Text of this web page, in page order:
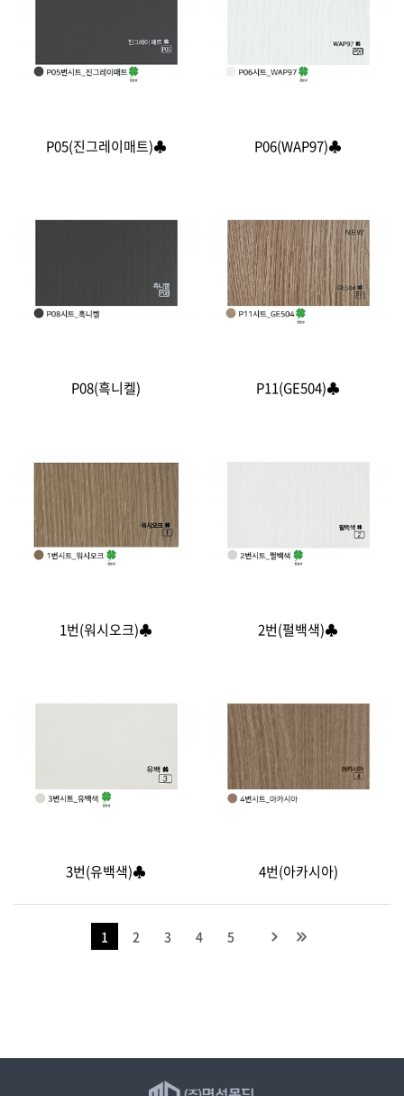
P05(진그레이매트)♣ P06(WAP97)♣
P08(흑니켈) P11(GE504)♣
1번(워시오크)♣ 2번(펄백색)♣
3번(유백색)♣ 4번(아카시아)
1 2 3 4 5